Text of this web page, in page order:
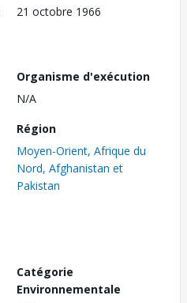
21 octobre 1966
Organisme d'exécution
N/A
Région
Moyen-Orient, Afrique du
Nord, Afghanistan et
Pakistan
Catégorie
Environnementale